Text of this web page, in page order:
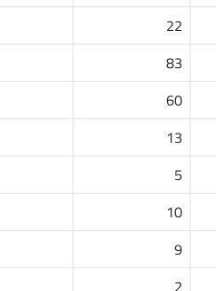
22
83
60
13
5
10
9
2